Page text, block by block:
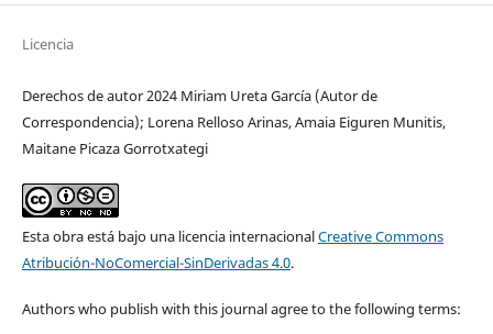
Licencia
Derechos de autor 2024 Miriam Ureta García (Autor de
Correspondencia); Lorena Relloso Arinas, Amaia Eiguren Munitis,
Maitane Picaza Gorrotxategi
Esta obra está bajo una licencia internacionalCreative Commons
Atribución-NoComercial-SinDerivadas 4.0.
Authors who publish with this journal agree to the following terms: